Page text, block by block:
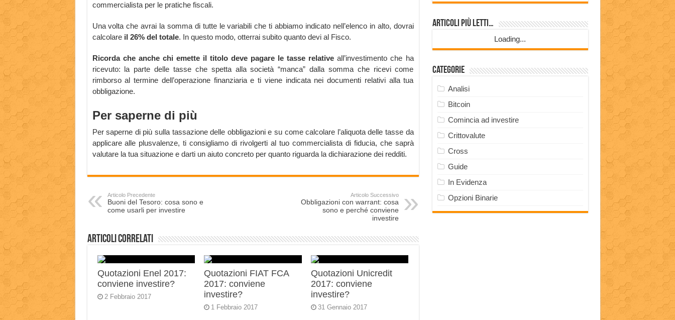
commercialista per le pratiche fiscali.
Una volta che avrai la somma di tutte le variabili che ti abbiamo indicato nell’elenco in alto, dovrai
calcolare il 26% del totale. In questo modo, otterrai subito quanto devi al Fisco.
Ricorda che anche chi emette il titolo deve pagare le tasse relative all’investimento che ha
ricevuto: la parte delle tasse che spetta alla società “manca” dalla somma che ricevi come
rimborso al termine dell’operazione finanziaria e ti viene indicata nei documenti relativi alla tua
obbligazione.
Per saperne di più
Per saperne di più sulla tassazione delle obbligazioni e su come calcolare l’aliquota delle tasse da
applicare alle plusvalenze, ti consigliamo di rivolgerti al tuo commercialista di fiducia, che saprà
valutare la tua situazione e darti un aiuto concreto per quanto riguarda la dichiarazione dei redditi.
Articolo Precedente
Buoni del Tesoro: cosa sono e
come usarli per investire
Articolo Successivo
Obbligazioni con warrant: cosa
sono e perché conviene
investire
Articoli correlati
Quotazioni Enel 2017:
conviene investire?
2 Febbraio 2017
Quotazioni FIAT FCA
2017: conviene
investire?
1 Febbraio 2017
Quotazioni Unicredit
2017: conviene
investire?
31 Gennaio 2017
Articoli più Letti…
Loading...
Categorie
Analisi
Bitcoin
Comincia ad investire
Crittovalute
Cross
Guide
In Evidenza
Opzioni Binarie